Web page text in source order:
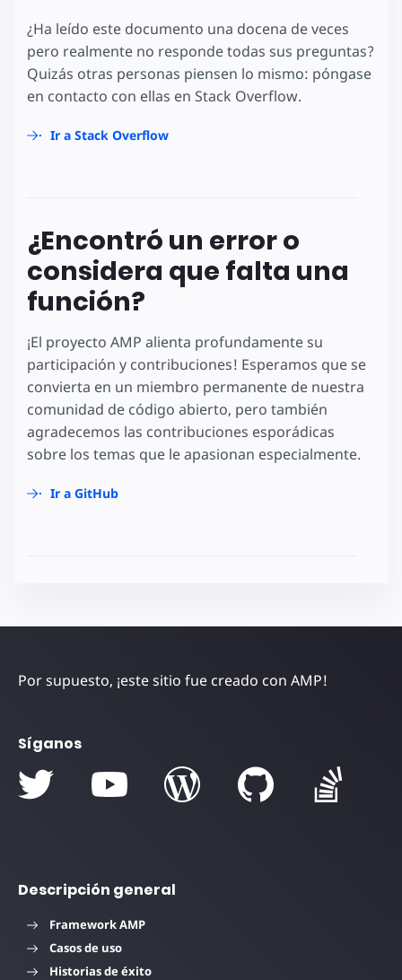
¿Ha leído este documento una docena de veces
pero realmente no responde todas sus preguntas?
Quizás otras personas piensen lo mismo: póngase
en contacto con ellas en Stack Overflow.
Ir a Stack Overflow
¿Encontró un error o
considera que falta una
función?
¡El proyecto AMP alienta profundamente su
participación y contribuciones! Esperamos que se
convierta en un miembro permanente de nuestra
comunidad de código abierto, pero también
agradecemos las contribuciones esporádicas
sobre los temas que le apasionan especialmente.
Ir a GitHub
Por supuesto, ¡este sitio fue creado con AMP!
Síganos
Descripción general
Framework AMP
Casos de uso
Historias de éxito